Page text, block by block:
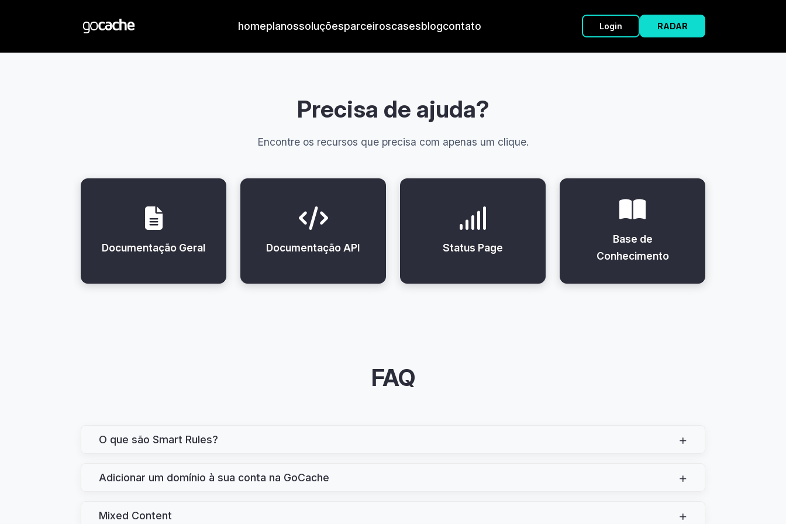
homeplanossoluçõesparceiroscasesblogcontato Login RADAR
Precisa de ajuda?
Encontre os recursos que precisa com apenas um clique.
Documentação Geral Documentação API Status Page
Base de
Conhecimento
FAQ
O que são Smart Rules? +
Adicionar um domínio à sua conta na GoCache +
Mixed Content +